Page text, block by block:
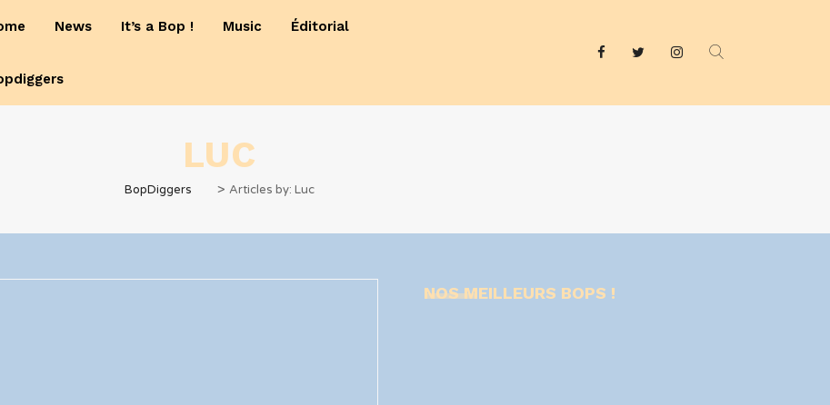
News It’s a Bop ! Music Éditorial
LUC
BopDiggers > Articles by: Luc
NOS MEILLEURS BOPS !